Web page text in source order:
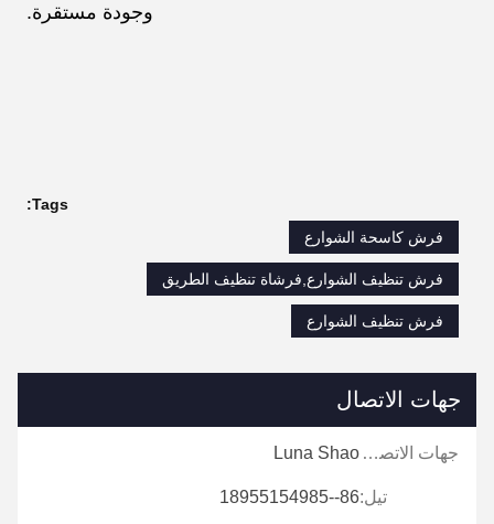
وجودة مستقرة.
Tags:
فرش كاسحة الشوارع
فرش تنظيف الشوارع,فرشاة تنظيف الطريق
فرش تنظيف الشوارع
جهات الاتصال
جهات الاتصال: Luna Shao
تيل:86--18955154985